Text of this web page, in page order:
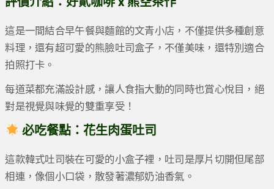
這是一間結合早午餐與麵館的文青小店，不僅提供多種創意
料理，還有超可愛的熊臉吐司盒子，不僅美味，還特別適合
拍照打卡。
每道菜都充滿設計感，讓人食指大動的同時也賞心悅目，絕
對是視覺與味覺的雙重享受！
必吃餐點：花生肉蛋吐司
這款韓式吐司裝在可愛的小盒子裡，吐司是厚片切開但尾部
相連，像個小口袋，散發著濃郁奶油香氣。